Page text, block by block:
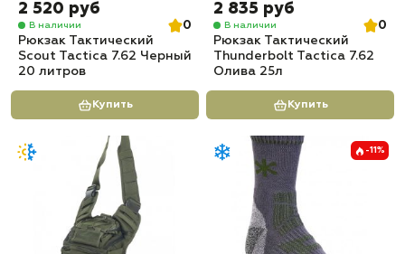
2 520 руб
В наличии
0
Рюкзак Тактический
Scout Tactica 7.62 Черный
20 литров
Купить
2 835 руб
В наличии
0
Рюкзак Тактический
Thunderbolt Tactica 7.62
Олива 25л
Купить
-11%